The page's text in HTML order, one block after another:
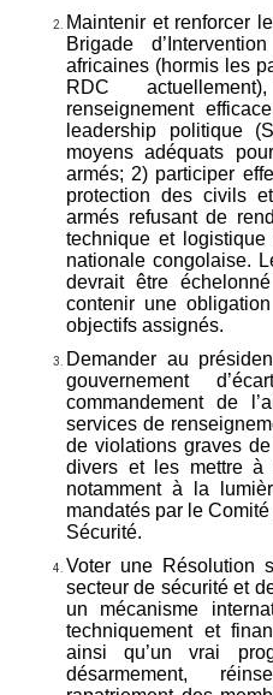
Maintenir et renforcer
Brigade
africaines (hormis les
RDC
renseignement
leadership politique
moyens adéquats
armés; 2) participer
protection des civils
armés refusant de
technique et
nationale congolaise.
devrait être
contenir une
objectifs assignés.
Demander au
gouvernement
commandement de
services de
de violations graves
divers et les mettre à
notamment à la
mandatés par le
Sécurité.
Voter une Résolution
secteur de sécurité et
un mécanisme
techniquement et
ainsi qu’un vrai
désarmement,